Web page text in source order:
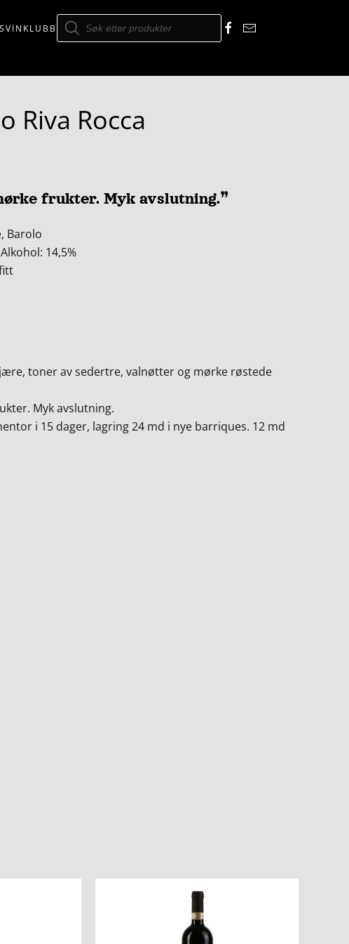
VINKLUBB
Products
search
Riva Rocca
frukter. Myk avslutning.❞
Barolo
14,5%
toner av sedertre, valnøtter og mørke røstede
Myk avslutning.
i 15 dager, lagring 24 md i nye barriques. 12 md